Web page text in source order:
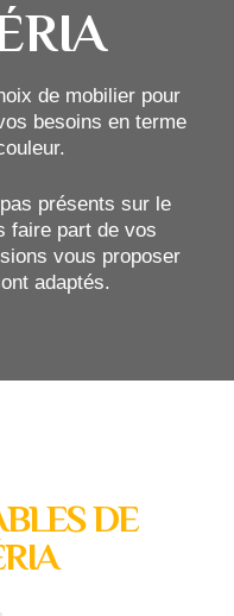
de mobilier pour
besoins en terme
présents sur le
faire part de vos
vous proposer
adaptés.
DE